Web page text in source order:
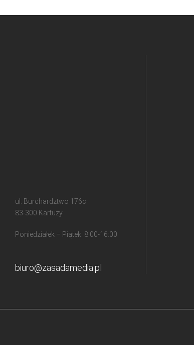
ul. Burchardztwo 176c
83-300 Kartuzy
Poniedziałek – Piątek: 8:00-16:00
biuro@zasadamedia.pl